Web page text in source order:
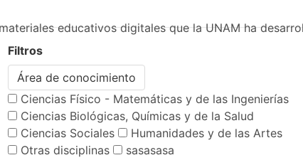
educativos digitales que la UNAM ha
Filtros
Área de conocimiento
Ciencias Físico - Matemáticas y de las Ingenierías
Ciencias Biológicas, Químicas y de la Salud
Ciencias Sociales
Humanidades y de las Artes
Otras disciplinas
sasasasa